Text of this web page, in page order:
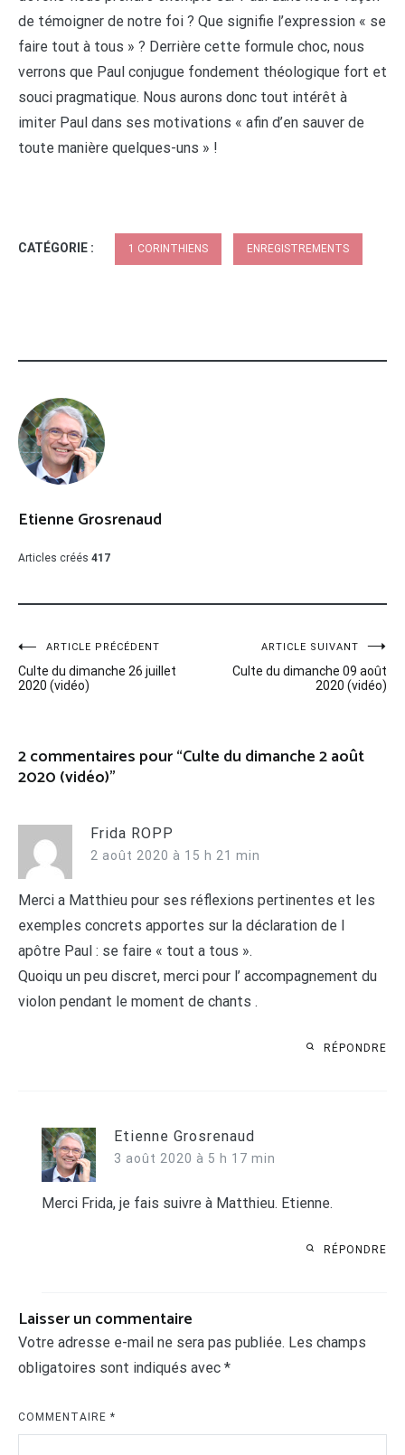
de témoigner de notre foi ? Que signifie l’expression « se
faire tout à tous » ? Derrière cette formule choc, nous
verrons que Paul conjugue fondement théologique fort et
souci pragmatique. Nous aurons donc tout intérêt à
imiter Paul dans ses motivations « afin d’en sauver de
toute manière quelques-uns » !
CATÉGORIE : 1 CORINTHIENS ENREGISTREMENTS
Etienne Grosrenaud
Articles créés 417
Navigation
de
ARTICLE PRÉCÉDENT
Culte du dimanche 26 juillet
2020 (vidéo)
ARTICLE SUIVANT
Culte du dimanche 09 août
2020 (vidéo)
2 commentaires pour “Culte du dimanche 2 août
2020 (vidéo)”
Frida ROPP
2 août 2020 à 15 h 21 min
Merci a Matthieu pour ses réflexions pertinentes et les
exemples concrets apportes sur la déclaration de l
apôtre Paul : se faire « tout a tous ».
Quoiqu un peu discret, merci pour l’ accompagnement du
violon pendant le moment de chants .
RÉPONDRE
Etienne Grosrenaud
3 août 2020 à 5 h 17 min
Merci Frida, je fais suivre à Matthieu. Etienne.
RÉPONDRE
Laisser un commentaire
Votre adresse e-mail ne sera pas publiée. Les champs
obligatoires sont indiqués avec *
COMMENTAIRE *